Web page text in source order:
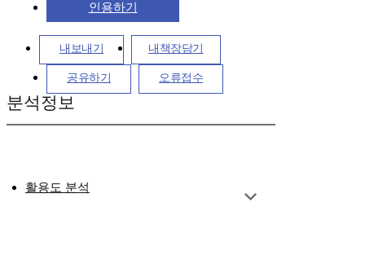
인용하기
내보내기 내책장담기
공유하기 오류접수
분석정보
활용도 분석